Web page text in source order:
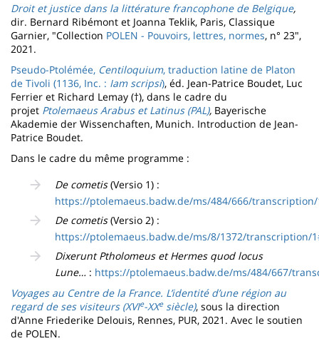
Droit et justice dans la littérature francophone de Belgique,
dir. Bernard Ribémont et Joanna Teklik, Paris, Classique
Garnier, "Collection POLEN - Pouvoirs, lettres, normes, n° 23",
2021.
Pseudo-Ptolémée, Centiloquium, traduction latine de Platon
de Tivoli (1136, Inc. : Iam scripsi), éd. Jean-Patrice Boudet, Luc
Ferrier et Richard Lemay (†), dans le cadre du
projet Ptolemaeus Arabus et Latinus (PAL), Bayerische
Akademie der Wissenchaften, Munich. Introduction de Jean-
Patrice Boudet.
Dans le cadre du même programme :
De cometis(Versio 1) :
https://ptolemaeus.badw.de/ms/484/666/
De cometis(Versio 2) :
https://ptolemaeus.badw.de/ms/8/1372/transcription/
Dixerunt Ptholomeus et Hermes quod locus
Lune… : https://ptolemaeus.badw.de/ms/484/667/
Voyages au Centre de la France. L’identité d’une région au
regard de ses visiteurs (XVIe-XXesiècle), sous la direction
d'Anne Friederike Delouis, Rennes, PUR, 2021. Avec le soutien
de POLEN.